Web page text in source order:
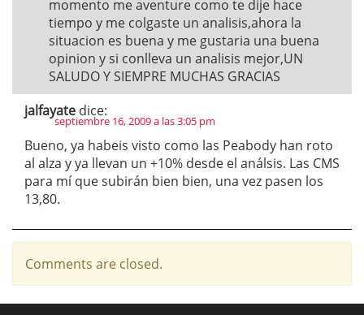
momento me aventure como te dije hace
tiempo y me colgaste un analisis,ahora la
situacion es buena y me gustaria una buena
opinion y si conlleva un analisis mejor,UN
SALUDO Y SIEMPRE MUCHAS GRACIAS
jalfayate dice:
septiembre 16, 2009 a las 3:05 pm
Bueno, ya habeis visto como las Peabody han roto
al alza y ya llevan un +10% desde el análsis. Las CMS
para mí que subirán bien bien, una vez pasen los
13,80.
Comments are closed.